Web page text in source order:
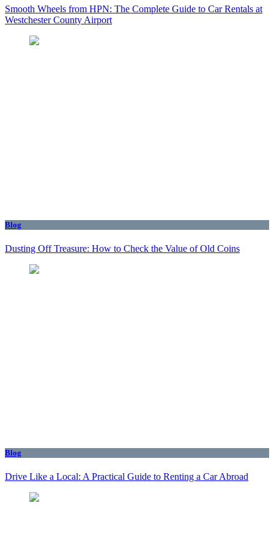
Smooth Wheels from HPN: The Complete Guide to Car Rentals at
Westchester County Airport
Blog
Dusting Off Treasure: How to Check the Value of Old Coins
Blog
Drive Like a Local: A Practical Guide to Renting a Car Abroad